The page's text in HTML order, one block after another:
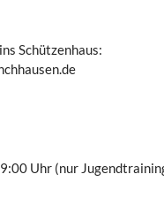
Schützenhaus:
Uhr (nur